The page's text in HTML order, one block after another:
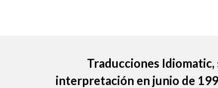
Traducciones Idiomatic
interpretación en junio de